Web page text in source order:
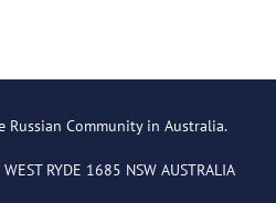
Russian Community in Australia.
RYDE 1685 NSW AUSTRALIA